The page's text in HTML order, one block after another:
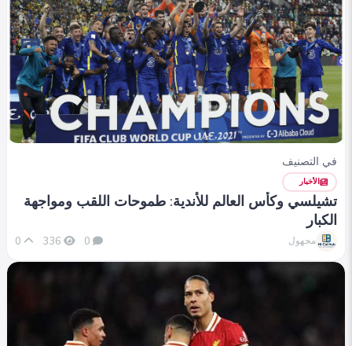
في التصنيف
الأخبار
تشيلسي وكأس العالم للأندية: طموحات اللقب ومواجهة
الكبار
مجهول 0
336